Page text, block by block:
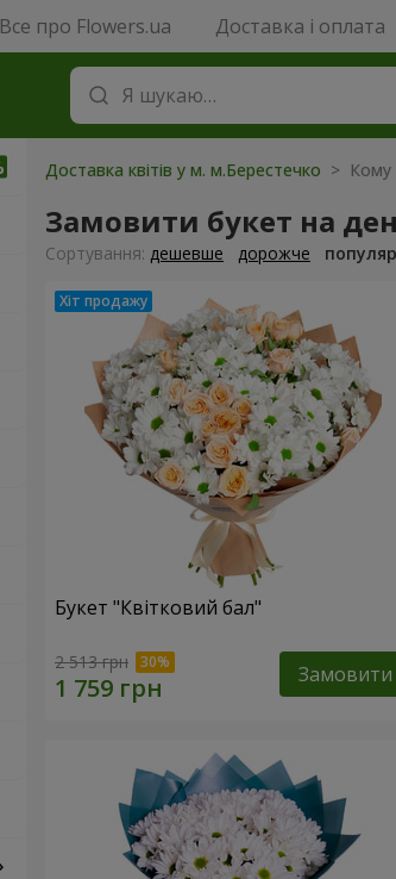
Все про Flowers.ua Доставка і оплата
Доставка квітів у м. м.Берестечко > Кому
Замовити букет на
Сортування: дешевше дорожче
Букет "Квітковий бал"
2 513 грн Замовити